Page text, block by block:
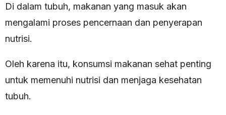
Di dalam tubuh, makanan yang masuk akan
mengalami proses pencernaan dan penyerapan
nutrisi.
Oleh karena itu, konsumsi makanan sehat penting
untuk memenuhi nutrisi dan menjaga kesehatan
tubuh.